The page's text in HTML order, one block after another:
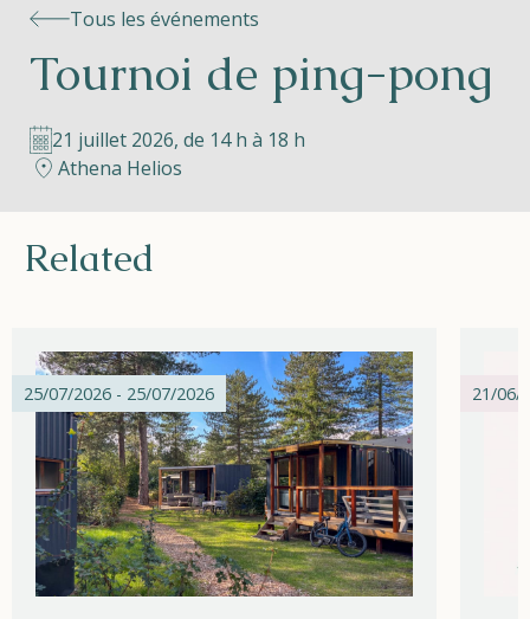
Le Perron
Helios
FR NL EN
Apple App Store
Android Play Store
Tous les événements
Tournoi de ping-pong
21 juillet 2026, de 14 h à 18 h
Athena Helios
Related
25/07/2026 - 25/07/2026 21/06/